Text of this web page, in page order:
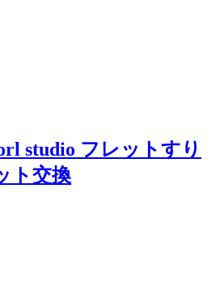
studio フレットすり
ト交換